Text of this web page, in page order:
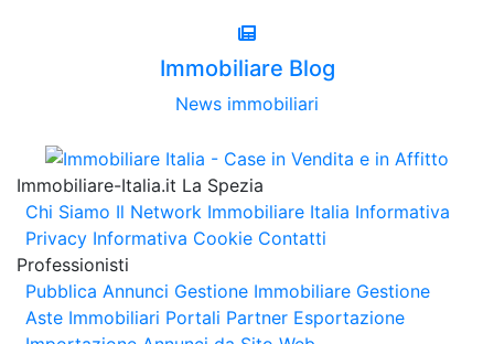
Immobiliare Blog
News immobiliari
Immobiliare-Italia.it La Spezia
Chi Siamo Il Network Immobiliare Italia Informativa
Privacy Informativa Cookie Contatti
Professionisti
Pubblica Annunci Gestione Immobiliare Gestione
Aste Immobiliari Portali Partner Esportazione